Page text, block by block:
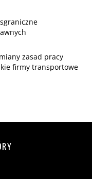
zasad pracy
firmy transportowe